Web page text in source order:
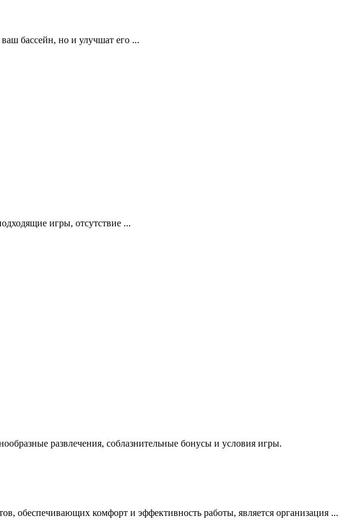
бассейн, но и улучшат его ...
игры, отсутствие ...
развлечения, соблазнительные бонусы и условия игры.
обеспечивающих комфорт и эффективность работы, является организация ...